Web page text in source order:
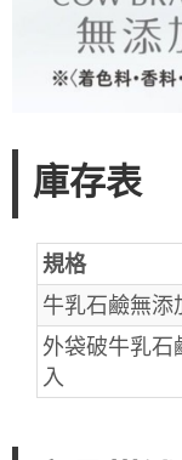
庫存表
規格
牛乳石鹼無
外袋破牛乳
入